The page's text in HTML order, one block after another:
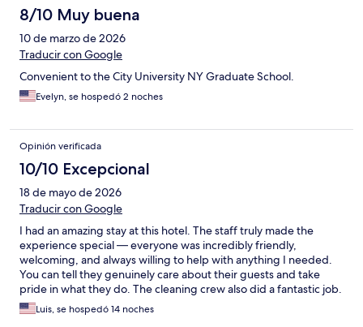
8/10 Muy buena
10 de marzo de 2026
Traducir con Google
Convenient to the City University NY Graduate School.
Evelyn, se hospedó 2 noches
Opinión verificada
10/10 Excepcional
18 de mayo de 2026
Traducir con Google
I had an amazing stay at this hotel. The staff truly made the
experience special — everyone was incredibly friendly,
welcoming, and always willing to help with anything I needed.
You can tell they genuinely care about their guests and take
pride in what they do. The cleaning crew also did a fantastic job.
The room was always spotless, organized, and refreshed
perfectly each day. It’s the little details and consistency that
Luis, se hospedó 14 noches